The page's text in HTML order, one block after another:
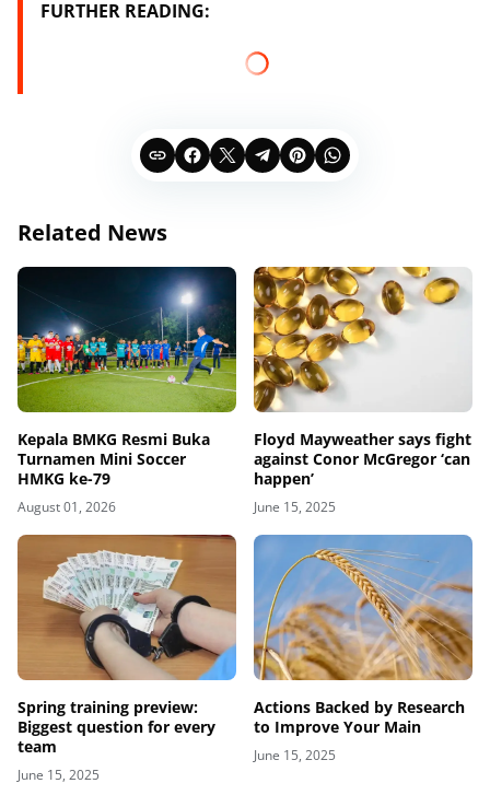
FURTHER READING:
Related News
Kepala BMKG Resmi Buka
Turnamen Mini Soccer
HMKG ke-79
August 01, 2026
Floyd Mayweather says fight
against Conor McGregor ‘can
happen’
June 15, 2025
Spring training preview:
Biggest question for every
team
June 15, 2025
Actions Backed by Research
to Improve Your Main
June 15, 2025